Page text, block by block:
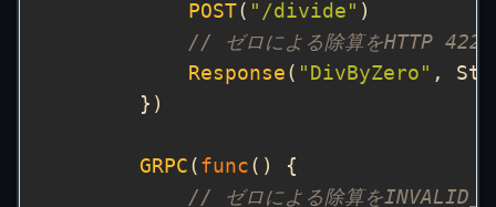
POST( "/divide"
// ゼロによる除算をHTTP
Response ( "DivByZero"
GRPC ( func
// ゼロによる除算を